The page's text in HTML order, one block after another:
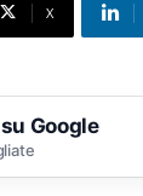
X
Google